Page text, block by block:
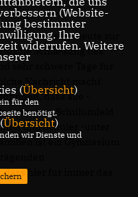
Razavi sagt heute zur
Schließung des
sehr schwere Tage für
Nachricht macht
dass alle -
gesamte Schulumfeld
und Schüler -unter
ist ein Gymnasium
hier für immer das
(Website-
bestimmter
Ihre
widerrufen. Weitere
(Übersicht)
für den
benötigt.
Übersicht)
wir Dienste und